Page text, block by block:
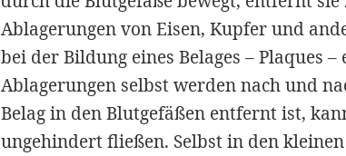
Ablagerungen von Eisen, Kupfer und
bei der Bildung eines Belages – Plaques
Ablagerungen selbst werden nach und
Belag in den Blutgefäßen entfernt ist,
ungehindert fließen. Selbst in den